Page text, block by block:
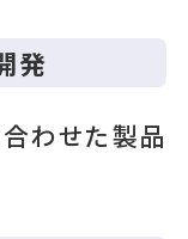
発
わせた製品